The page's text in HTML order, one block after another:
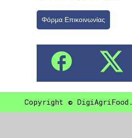
Φόρμα Επικοινωνίας
Copyright © DigiAgriFood.